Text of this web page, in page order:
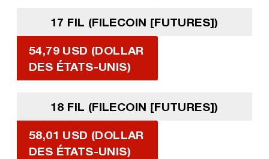
17 FIL (FILECOIN [FUTURES])
54,79 USD (DOLLAR
DES ÉTATS-UNIS)
18 FIL (FILECOIN [FUTURES])
58,01 USD (DOLLAR
DES ÉTATS-UNIS)